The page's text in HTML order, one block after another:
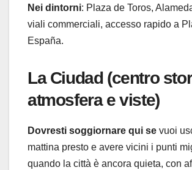
Nei dintorni: Plaza de Toros,
viali commerciali, accesso rapido a
España.
La Ciudad (centro
atmosfera e viste)
Dovresti soggiornare qui se vuoi
mattina presto e avere vicini i punti
quando la città è ancora quieta, con